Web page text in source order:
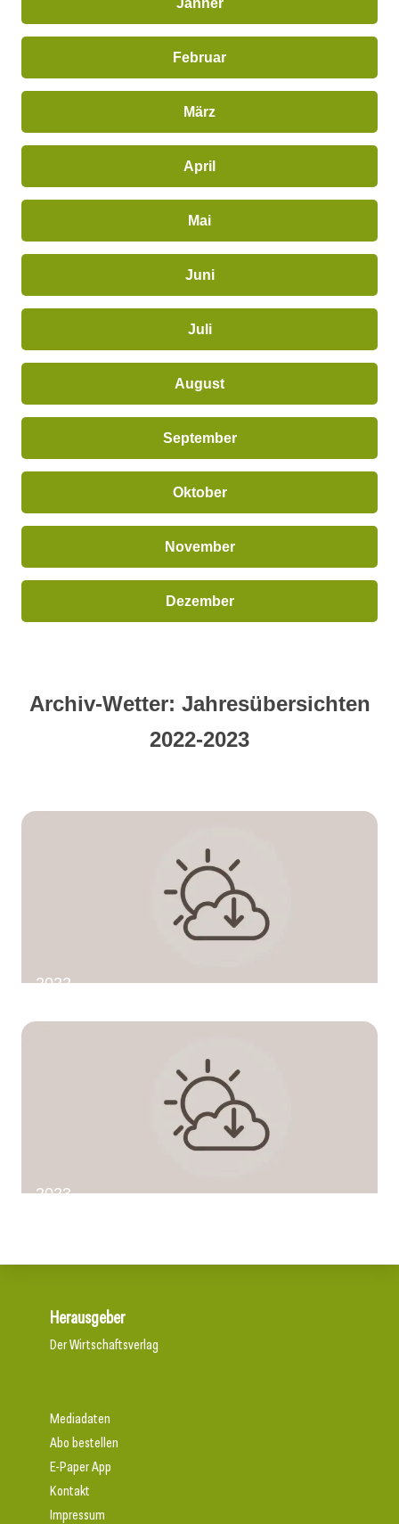
Februar
März
April
Mai
Juni
Juli
August
September
Oktober
November
Dezember
Archiv-Wetter: Jahresübersichten
2022-2023
2022
2023
Herausgeber
Der Wirtschaftsverlag
Mediadaten
Abo bestellen
E-Paper App
Kontakt
Impressum